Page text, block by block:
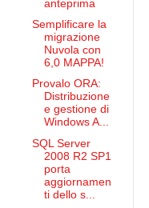
anteprima
Semplificare la
migrazione
Nuvola con
6,0 MAPPA!
Provalo ORA:
Distribuzione
e gestione di
Windows A...
SQL Server
2008 R2 SP1
porta
aggiornamen
ti dello s...